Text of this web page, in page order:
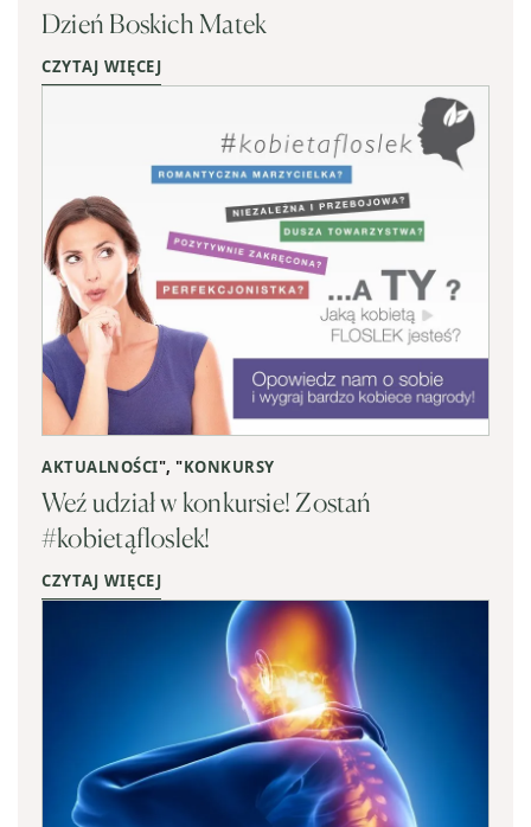
Dzień Boskich Matek
CZYTAJ WIĘCEJ
AKTUALNOŚCI", "KONKURSY
Weź udział w konkursie! Zostań
#kobietąfloslek!
CZYTAJ WIĘCEJ